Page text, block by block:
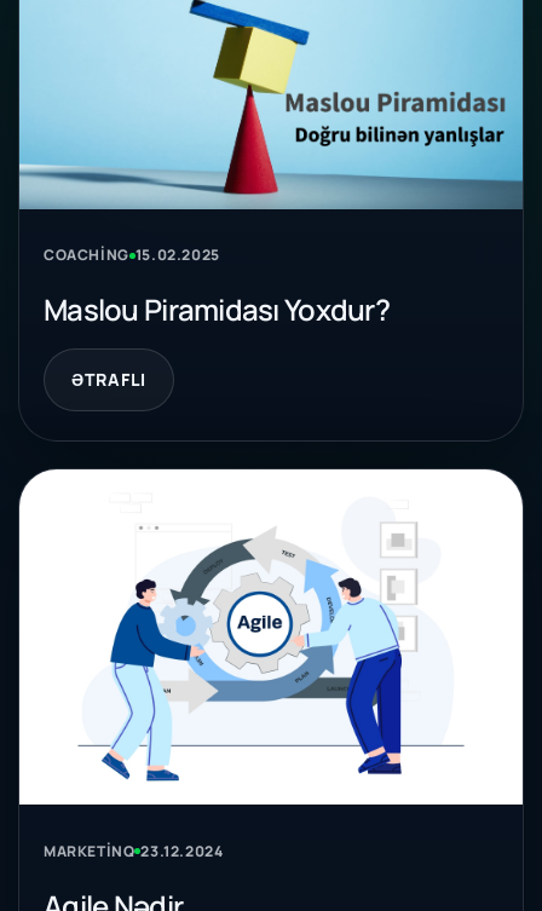
COACHING 15.02.2025
Maslou Piramidası Yoxdur?
ƏTRAFLI
MARKETINQ 23.12.2024